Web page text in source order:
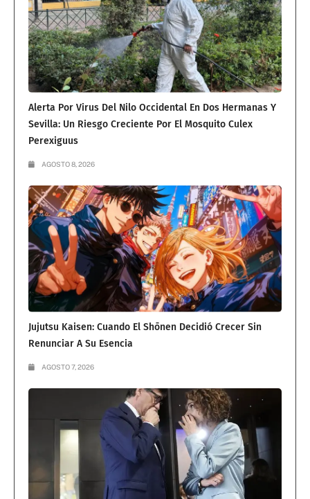
Alerta Por Virus Del Nilo Occidental En Dos Hermanas Y
Sevilla: Un Riesgo Creciente Por El Mosquito Culex
Perexiguus
AGOSTO 8, 2026
Jujutsu Kaisen: Cuando El Shōnen Decidió Crecer Sin
Renunciar A Su Esencia
AGOSTO 7, 2026